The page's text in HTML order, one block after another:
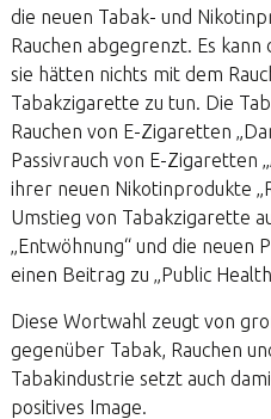
die neuen Tabak- und
Rauchen abgegrenzt. Es
sie hätten nichts mit dem
Tabakzigarette zu tun. Die
Rauchen von E-Zigaretten
Passivrauch von E-Zigaretten
ihrer neuen Nikotinprodukte
Umstieg von Tabakzigarette
„Entwöhnung“ und die neuen
einen Beitrag zu „Public
Diese Wortwahl zeugt von
gegenüber Tabak, Rauchen
Tabakindustrie setzt auch
positives Image.